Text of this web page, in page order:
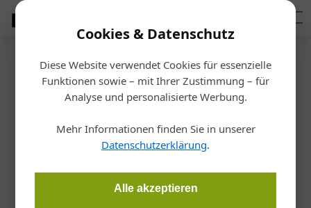
Cookies & Datenschutz
Diese Website verwendet Cookies für essenzielle
Funktionen sowie – mit Ihrer Zustimmung – für
Analyse und personalisierte Werbung.
Mehr Informationen finden Sie in unserer
Datenschutzerklärung.
Alle akzeptieren
Startseite/Haustechnik
Kreislaufwirtschaft
Im Kreislauf mit Kaldewei
29.10.2025, 08:46 Uhr